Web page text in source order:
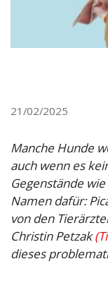
21/02/2025
Manche Hunde
auch wenn es
Gegenstände
Namen dafür:
von den
Christin Petzak
dieses